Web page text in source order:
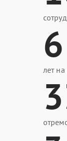
6
лет